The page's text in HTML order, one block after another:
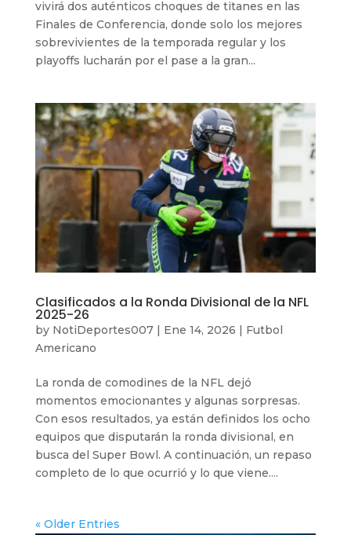
vivirá dos auténticos choques de titanes en las
Finales de Conferencia, donde solo los mejores
sobrevivientes de la temporada regular y los
playoffs lucharán por el pase a la gran...
Clasificados a la Ronda Divisional de la NFL
2025-26
by NotiDeportes007| Ene 14, 2026 | Futbol
Americano
La ronda de comodines de la NFL dejó
momentos emocionantes y algunas sorpresas.
Con esos resultados, ya están definidos los ocho
equipos que disputarán la ronda divisional, en
busca del Super Bowl. A continuación, un repaso
completo de lo que ocurrió y lo que viene....
« Older Entries